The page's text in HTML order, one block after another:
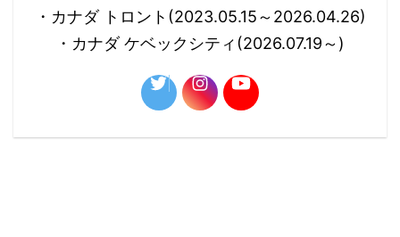
・カナダ トロント(2023.05.15～2026.04.26)
・カナダ ケベックシティ(2026.07.19～)